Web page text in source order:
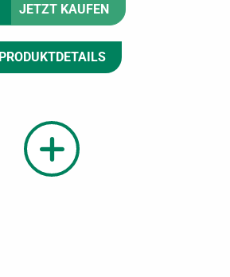
JETZT KAUFEN
PRODUKTDETAILS